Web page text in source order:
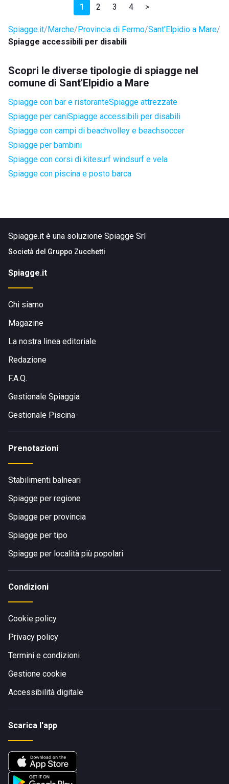
1 2 3 4 >
Spiagge.it Marche Provincia di Fermo Sant'Elpidio a Mare
Spiagge accessibili per disabili
Scopri le diverse tipologie di spiagge nel
comune di Sant'Elpidio a Mare
Spiagge con bar e ristoranteSpiagge attrezzate
Spiagge per caniSpiagge accessibili per disabili
Spiagge con campi di beachvolley e beachsoccer
Spiagge per bambini
Spiagge con corsi di kitesurf windsurf e vela
Spiagge con piscina e posto barca
Spiagge.it è una soluzione Spiagge Srl
Società del Gruppo Zucchetti
Spiagge.it
Chi siamo
Magazine
La nostra linea editoriale
Redazione
F.A.Q.
Gestionale Spiaggia
Gestionale Piscina
Prenotazioni
Stabilimenti balneari
Spiagge per regione
Spiagge per provincia
Spiagge per tipo
Spiagge per località più popolari
Condizioni
Cookie policy
Privacy policy
Termini e condizioni
Gestione cookie
Accessibilità digitale
Scarica l'app